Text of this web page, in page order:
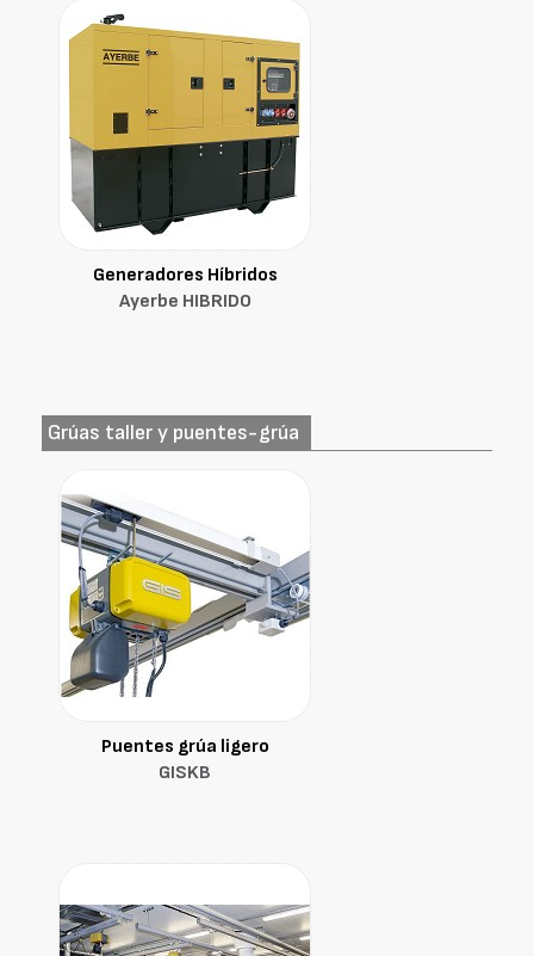
Generadores Híbridos
Ayerbe HIBRIDO
Grúas taller y puentes-grúa
Puentes grúa ligero
GISKB